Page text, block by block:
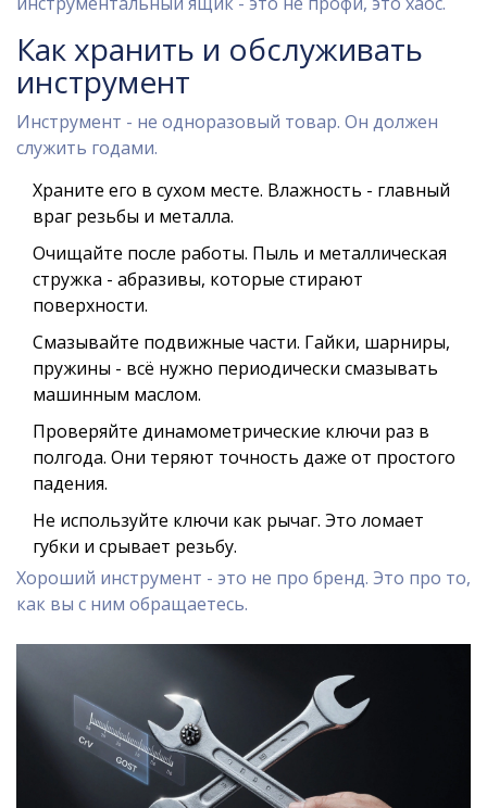
Как хранить и обслуживать
инструмент
Инструмент - не одноразовый товар. Он должен
служить годами.
Храните его в сухом месте. Влажность - главный
враг резьбы и металла.
Очищайте после работы. Пыль и металлическая
стружка - абразивы, которые стирают
поверхности.
Смазывайте подвижные части. Гайки, шарниры,
пружины - всё нужно периодически смазывать
машинным маслом.
Проверяйте динамометрические ключи раз в
полгода. Они теряют точность даже от простого
падения.
Не используйте ключи как рычаг. Это ломает
губки и срывает резьбу.
Хороший инструмент - это не про бренд. Это про то,
как вы с ним обращаетесь.